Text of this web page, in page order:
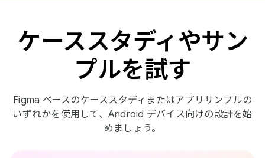
ケーススタディやサン
プルを試す
Figma ベースのケーススタディまたはアプリサンプルの
いずれかを使用して、Android デバイス向けの設計を始
めましょう。